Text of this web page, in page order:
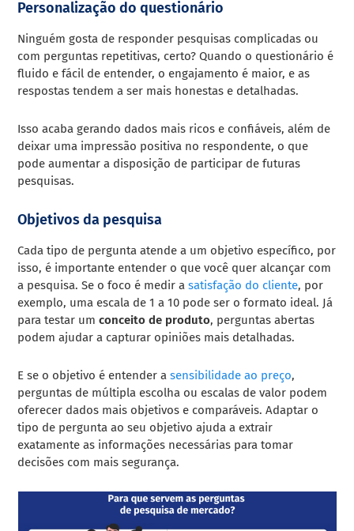
Personalização do questionário
Ninguém gosta de responder pesquisas complicadas ou
com perguntas repetitivas, certo? Quando o questionário é
fluido e fácil de entender, o engajamento é maior, e as
respostas tendem a ser mais honestas e detalhadas.
Isso acaba gerando dados mais ricos e confiáveis, além de
deixar uma impressão positiva no respondente, o que
pode aumentar a disposição de participar de futuras
pesquisas.
Objetivos da pesquisa
Cada tipo de pergunta atende a um objetivo específico, por
isso, é importante entender o que você quer alcançar com
a pesquisa. Se o foco é medir asatisfação do cliente, por
exemplo, uma escala de 1 a 10 pode ser o formato ideal. Já
para testar umconceito de produto, perguntas abertas
podem ajudar a capturar opiniões mais detalhadas.
E se o objetivo é entender asensibilidade ao preço,
perguntas de múltipla escolha ou escalas de valor podem
oferecer dados mais objetivos e comparáveis. Adaptar o
tipo de pergunta ao seu objetivo ajuda a extrair
exatamente as informações necessárias para tomar
decisões com mais segurança.